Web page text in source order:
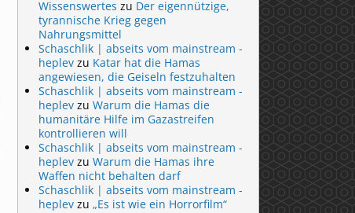
Wissenswertes zu Der eigennützige,
tyrannische Krieg gegen
Nahrungsmittel
Schaschlik | abseits vom mainstream -
heplev zu Katar hat die Hamas
angewiesen, die Geiseln festzuhalten
Schaschlik | abseits vom mainstream -
heplev zu Warum die Hamas die
humanitäre Hilfe im Gazastreifen
kontrollieren will
Schaschlik | abseits vom mainstream -
heplev zu Warum die Hamas ihre
Waffen nicht behalten darf
Schaschlik | abseits vom mainstream -
heplev zu „Es ist wie ein Horrorfilm“